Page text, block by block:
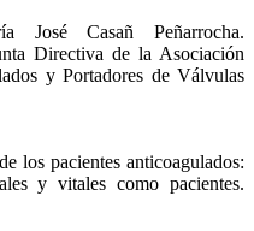
José Casañ Peñarrocha.
Directiva de la Asociación
y Portadores de Válvulas
los pacientes anticoagulados:
y vitales como pacientes.